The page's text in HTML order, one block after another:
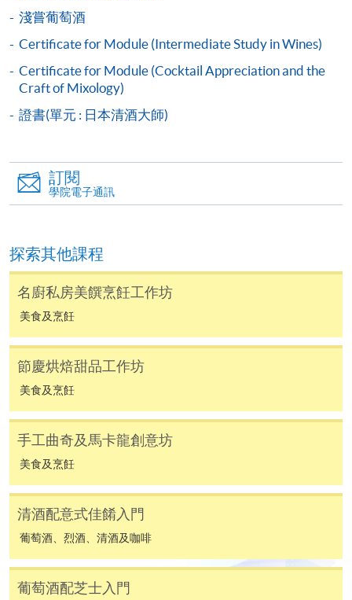
親身報名/郵遞
報讀新課程
SF26報名表，親往
費以及所需證明文件呈交。
申請學歷頒授及專業課程可能需要其他資料，報名
表可向報名中心或有關課程負責人索取。填妥申請
表格後，請連同報名費/學費以及所需證明文件親
報讀同一學歷頒授課程內其他單元
​學院為學歷頒授課程特設「註冊及學費通知」，適
課程負責人會為學員送上「註冊及學費通知」
(「通知」)，請填妥有關「通知」，並親往報名中
心或以郵遞方式，遞交「通知」及繳交所需費用。
有關繳費詳情，請參閱付款方法。如對報名程序有任
何疑問，請詳閱個別課程資料，或聯絡有關課程負責
淺嘗葡萄酒
Certificate for Module (Intermediate Study in Wines)
Certificate for Module (Cocktail Appreciation and the
Craft of Mixology)
證書(單元 : 日本清酒大師)
訂閱
學院電子通訊
探索其他課程
名廚私房美饌烹飪工作坊
美食及烹飪
節慶烘焙甜品工作坊
美食及烹飪
手工曲奇及馬卡龍創意坊
美食及烹飪
清酒配意式佳餚入門
葡萄酒、烈酒、清酒及咖啡
葡萄酒配芝士入門